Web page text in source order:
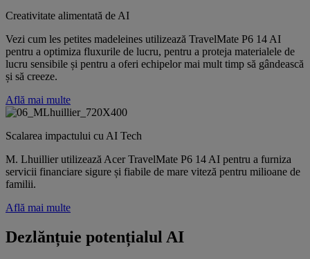
Creativitate alimentată de AI
Vezi cum les petites madeleines utilizează TravelMate P6 14 AI
pentru a optimiza fluxurile de lucru, pentru a proteja materialele de
lucru sensibile și pentru a oferi echipelor mai mult timp să gândească
și să creeze.
Află mai multe
Scalarea impactului cu AI Tech
M. Lhuillier utilizează Acer TravelMate P6 14 AI pentru a furniza
servicii financiare sigure și fiabile de mare viteză pentru milioane de
familii.
Află mai multe
Dezlănțuie potențialul AI